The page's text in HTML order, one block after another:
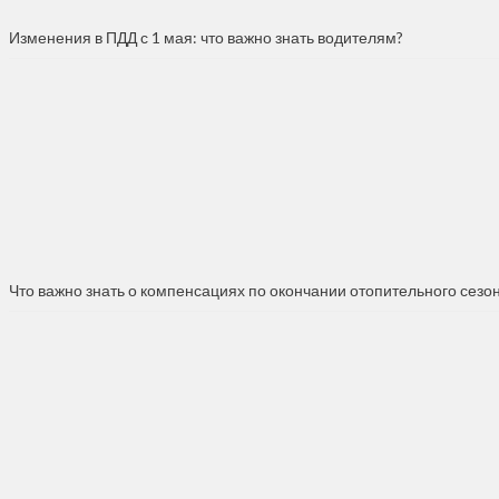
Изменения в ПДД с 1 мая: что важно знать водителям?
Что важно знать о компенсациях по окончании отопительного